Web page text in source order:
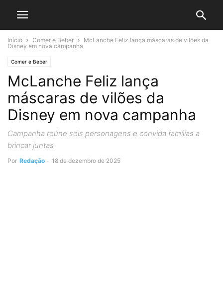
Início Comer e Beber
McLanche Feliz lança máscaras de vilões da
Disney em nova campanha
Comer e Beber
McLanche Feliz lança
máscaras de vilões da
Disney em nova campanha
Campanha reúne seis personagens e convida famílias a
brincar juntas
Por Redação - 18 de dezembro de 2025